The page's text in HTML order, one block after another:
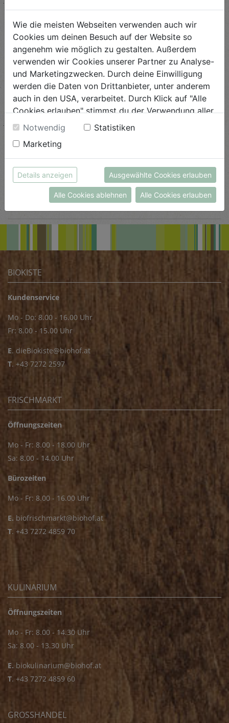
ANSEHEN
Orangeat
Schwierigkeit
leicht
ANSEHEN
mittel
ANSEHEN
BIOKISTE
Kundenservice
Mo - Do: 8.00 - 16.00 Uhr
Fr: 8.00 - 15.00 Uhr
E. dieBiokiste@biohof.at
T. +43 7272 2597
FRISCHMARKT
Öffnungszeiten
Mo - Fr: 8.00 - 18.00 Uhr
Sa: 8.00 - 14.00 Uhr
Bürozeiten
Mo - Fr: 8.00 - 16.00 Uhr
E. biofrischmarkt@biohof.at
T. +43 7272 4859 70
KULINARIUM
Öffnungszeiten
Mo - Fr: 8.00 - 14.30 Uhr
Sa: 8.00 - 13.30 Uhr
E. biokulinarium@biohof.at
T. +43 7272 4859 60
GROSSHANDEL
Wie die meisten Webseiten verwenden auch wir
Cookies um deinen Besuch auf der Website so
angenehm wie möglich zu gestalten. Außerdem
verwenden wir Cookies unserer Partner zu Analyse-
und Marketingzwecken. Durch deine Einwilligung
werden die Daten von Drittanbieter, unter anderem
auch in den USA, verarbeitet. Durch Klick auf "Alle
Cookies erlauben" stimmst du der Verwendung aller
Cookies zu. Unter "Details anzeigen" findest du alle
Infos zu den unterschiedlichen Cookies, du kannst
auch entscheiden, welche Cookies du erlauben
möchtest.
Weitere Informationen findest du in unserer
Datenschutzerklärungbzw. imImpressum
Notwendig
Statistiken
Marketing
Details anzeigen Ausgewählte Cookies erlauben
Alle Cookies ablehnen Alle Cookies erlauben